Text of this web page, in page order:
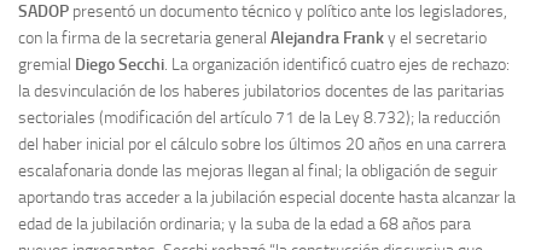
SADOP presentó un documento técnico y político ante los legisladores,
con la firma de la secretaria general Alejandra Franky el secretario
gremial Diego Secchi. La organización identificó cuatro ejes de rechazo:
la desvinculación de los haberes jubilatorios docentes de las paritarias
sectoriales (modificación del artículo 71 de la Ley 8.732); la reducción
del haber inicial por el cálculo sobre los últimos 20 años en una carrera
escalafonaria donde las mejoras llegan al final; la obligación de seguir
aportando tras acceder a la jubilación especial docente hasta alcanzar la
edad de la jubilación ordinaria; y la suba de la edad a 68 años para